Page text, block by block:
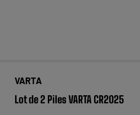
VARTA
Lot de 2 Piles VARTA CR2025